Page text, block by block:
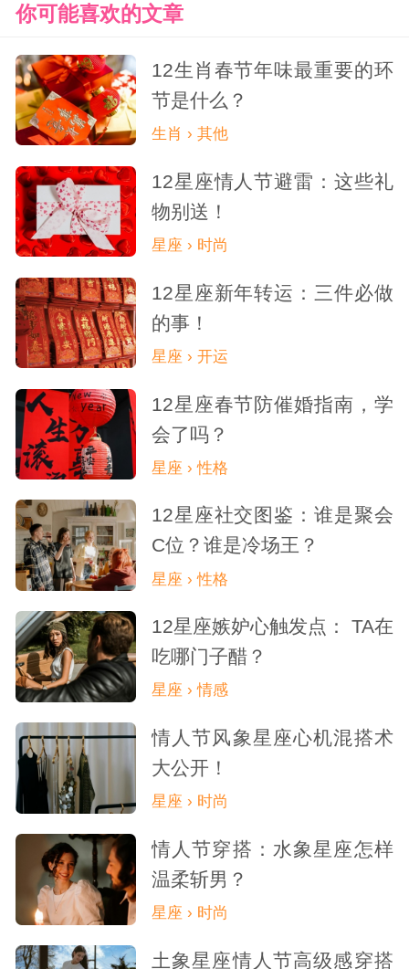
你可能喜欢的文章
12生肖春节年味最重要的环
节是什么？
生肖 › 其他
12星座情人节避雷：这些礼
物别送！
星座 › 时尚
12星座新年转运：三件必做
的事！
星座 › 开运
12星座春节防催婚指南，学
会了吗？
星座 › 性格
12星座社交图鉴：谁是聚会
C位？谁是冷场王？
星座 › 性格
12星座嫉妒心触发点： TA在
吃哪门子醋？
星座 › 情感
情人节风象星座心机混搭术
大公开！
星座 › 时尚
情人节穿搭：水象星座怎样
温柔斩男？
星座 › 时尚
土象星座情人节高级感穿搭